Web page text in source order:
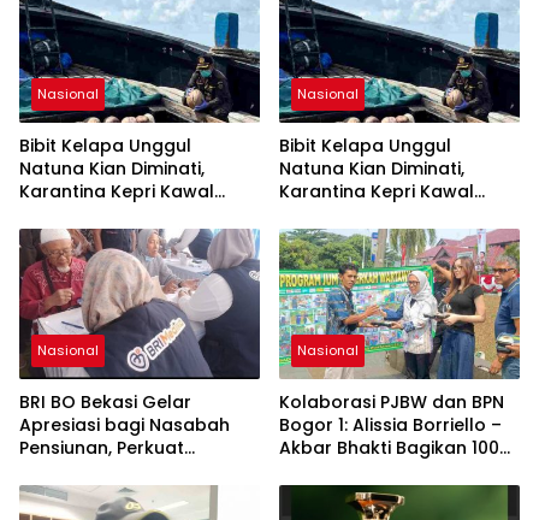
Nasional
Bibit Kelapa Unggul
Natuna Kian Diminati,
Karantina Kepri Kawal
Bintan
Nasional
Bibit Kelapa Unggul
Natuna Kian Diminati,
Karantina Kepri Kawal
Bintan
Nasional
BRI BO Bekasi Gelar
Apresiasi bagi Nasabah
Pensiunan, Perkuat
Nasional
Kolaborasi PJBW dan BPN
Bogor 1: Alissia Borriello –
Akbar Bhakti Bagikan 100
Cibinong